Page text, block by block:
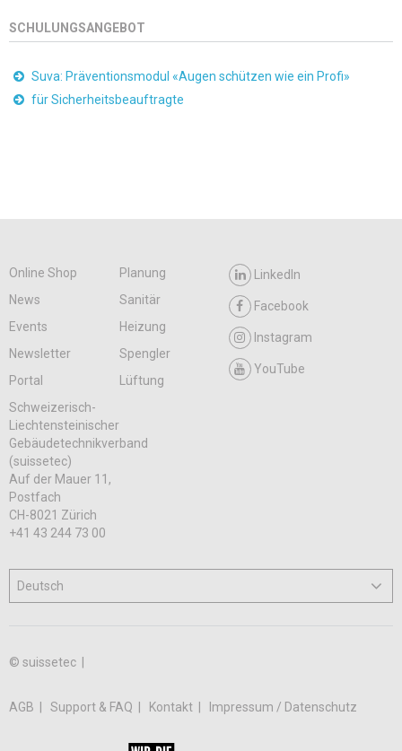
SCHULUNGSANGEBOT
Suva: Präventionsmodul «Augen schützen wie ein Profi»
für Sicherheitsbeauftragte
Online Shop
Planung
News
Sanitär
Events
Heizung
Newsletter
Spengler
Portal
Lüftung
LinkedIn
Facebook
Instagram
YouTube
Schweizerisch-
Liechtensteinischer
Gebäudetechnikverband
(suissetec)
Auf der Mauer 11,
Postfach
CH-8021 Zürich
+41 43 244 73 00
© suissetec |
AGB Support & FAQ Kontakt Impressum / Datenschutz